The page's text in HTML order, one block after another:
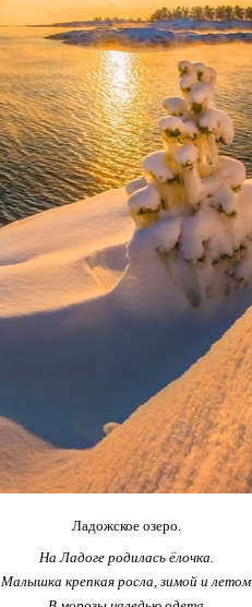
Ладожское озеро.
На Ладоге родилась ёлочка.
Малышка крепкая росла, зимой и летом